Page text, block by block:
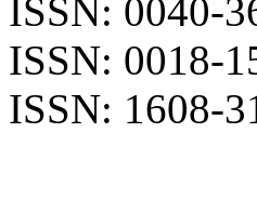
ISSN: 0040-
ISSN: 0018-
ISSN: 1608-